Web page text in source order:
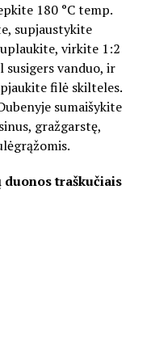
180 °C temp.
supjaustykite
virkite 1:2
susigers vanduo, ir
filė skilteles.
sumaišykite
gražgarstę,
traškučiais